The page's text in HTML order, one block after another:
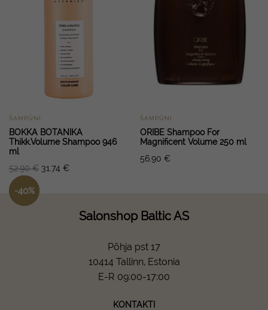
ŠAMPŪNI
BOKKA BOTANIKA
Thikk.Volume Shampoo 946
ml
52.90€ 31.74 €
-40%
ŠAMPŪNI
ORIBE Shampoo For
Magnificent Volume 250 ml
56.90 €
Salonshop Baltic AS
Põhja pst 17
10414 Tallinn, Estonia
E-R 09:00-17:00
KONTAKTI